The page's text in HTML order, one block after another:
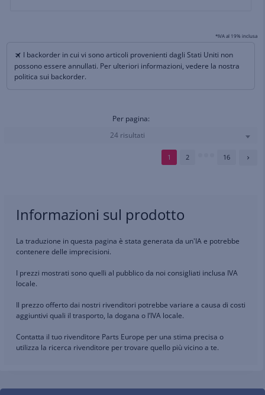
*IVA al 19% inclusa
I backorder in cui vi sono articoli provenienti dagli Stati Uniti non
possono essere annullati. Per ulteriori informazioni, vedere la nostra
politica sui backorder.
Per pagina:
24 risultati
1 2 16
Informazioni sul prodotto
La traduzione in questa pagina è stata generata da un'IA e potrebbe
contenere delle imprecisioni.
I prezzi mostrati sono quelli al pubblico da noi consigliati inclusa IVA
locale.
Il prezzo offerto dai nostri rivenditori potrebbe variare a causa di costi
aggiuntivi quali il trasporto, la dogana o l’IVA locale.
Contatta il tuo rivenditore Parts Europe per una stima precisa o
utilizza la ricerca rivenditore per trovare quello più vicino a te.